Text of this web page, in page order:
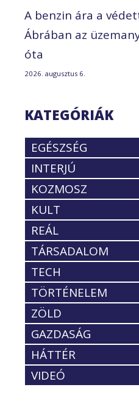
A benzin ára a
Ábrában az
óta
2026. augusztus 6.
KATEGÓRIÁK
EGÉSZSÉG
INTERJÚ
KOZMOSZ
KULT
REÁL
TÁRSADALOM
TECH
TÖRTÉNELEM
ZÖLD
GAZDASÁG
HÁTTÉR
VIDEÓ